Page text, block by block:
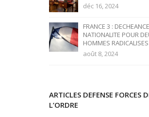
déc 16, 2024
FRANCE 3 :
NATIONALITE POUR
HOMMES RADICALISES
août 8, 2024
ARTICLES DEFENSE FORCES
L’ORDRE